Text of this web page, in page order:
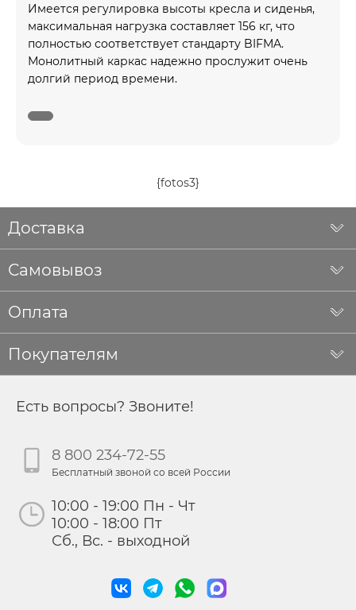
Имеется регулировка высоты кресла и сиденья,
максимальная нагрузка составляет 156 кг, что
полностью соответствует стандарту BIFMA.
Монолитный каркас надежно прослужит очень
долгий период времени.
{fotos3}
Доставка
Самовывоз
Оплата
Покупателям
Есть вопросы? Звоните!
8 800 234-72-55
Бесплатный звоной со всей России
10:00 - 19:00 Пн - Чт
10:00 - 18:00 Пт
Сб., Вс. - выходной